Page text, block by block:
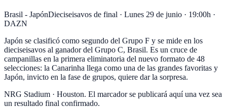
Brasil - JapónDieciseisavos de final · Lunes 29 de junio · 19:00h ·
DAZN
Japón se clasificó como segundo del Grupo F y se mide en los
dieciseisavos al ganador del Grupo C, Brasil. Es un cruce de
campanillas en la primera eliminatoria del nuevo formato de 48
selecciones: la Canarinha llega como una de las grandes favoritas y
Japón, invicto en la fase de grupos, quiere dar la sorpresa.
NRG Stadium · Houston. El marcador se publicará aquí una vez sea
un resultado final confirmado.